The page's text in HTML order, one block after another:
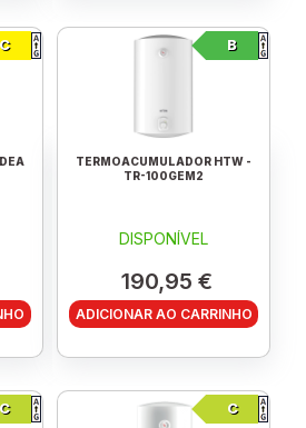
C B
TERMOACUMULADOR HTW -
TR-100GEM2
DISPONÍVEL
190,95 €
ADICIONAR AO CARRINHO
C C